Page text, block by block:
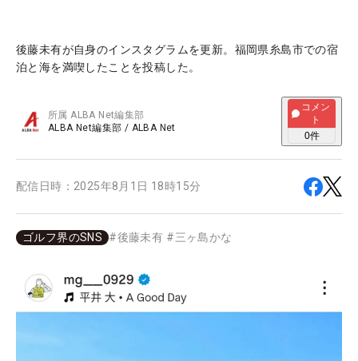
後藤未有が自身のインスタグラムを更新。福岡県糸島市での宿
泊と海を満喫したことを投稿した。
所属ALBA Net編集部
ALBA Net編集部 / ALBA Net
コメン
ト
0件
配信日時： 2025年8月1日 18時15分
ゴルフ界のSNS #後藤未有 #三ヶ島かな